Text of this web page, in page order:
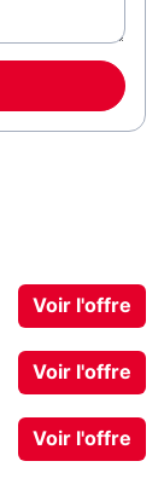
Voir l'offre
Voir l'offre
Voir l'offre